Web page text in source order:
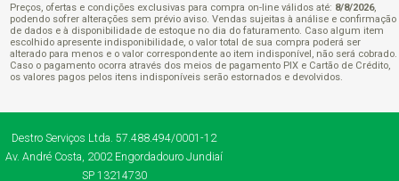
Preços, ofertas e condições exclusivas para compra on-line válidos até: 8/8/2026,
podendo sofrer alterações sem prévio aviso. Vendas sujeitas à análise e confirmação
de dados e à disponibilidade de estoque no dia do faturamento. Caso algum item
escolhido apresente indisponibilidade, o valor total de sua compra poderá ser
alterado para menos e o valor correspondente ao item indisponível, não será cobrado.
Caso o pagamento ocorra através dos meios de pagamento PIX e Cartão de Crédito,
os valores pagos pelos itens indisponíveis serão estornados e devolvidos.
Destro Serviços Ltda. 57.488.494/0001-12
Av. André Costa, 2002 Engordadouro Jundiaí
SP 13214730